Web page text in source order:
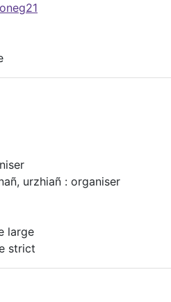
urzhiañ : organiser
large
strict